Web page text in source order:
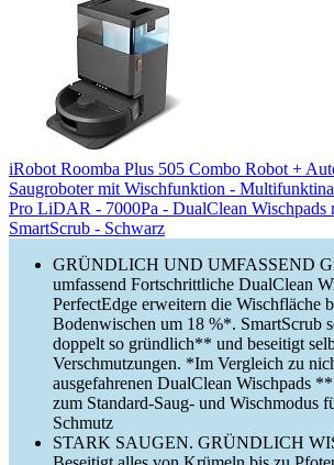
iRobot Roomba Plus 505 Combo Robot +
Saugroboter mit Wischfunktion -
Pro LiDAR - 7000Pa - DualClean Wischpads
SmartScrub - Schwarz
GRÜNDLICH UND UMFASSEND
umfassend Fortschrittliche DualClean
PerfectEdge erweitern die Wischfläche
Bodenwischen um 18 %*. SmartScrub
doppelt so gründlich** und beseitigt
Verschmutzungen. *Im Vergleich zu
ausgefahrenen DualClean Wischpads
zum Standard-Saug- und Wischmodus
Schmutz
STARK SAUGEN. GRÜNDLICH